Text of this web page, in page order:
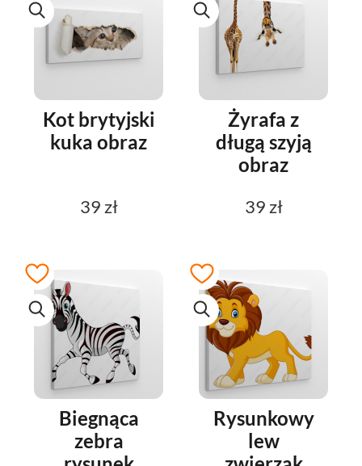
Kot brytyjski
kuka obraz
39 zł
Żyrafa z
długą szyją
obraz
39 zł
Biegnąca
zebra
Rysunkowy
lew